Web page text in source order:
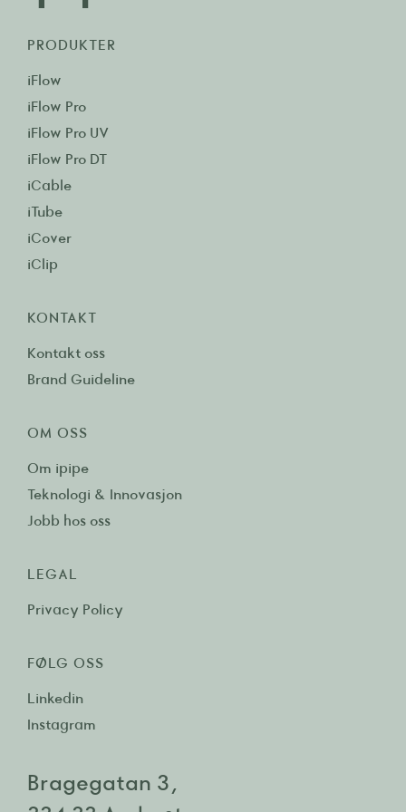
PRODUKTER
iFlow
iFlow Pro
iFlow Pro UV
iFlow Pro DT
iCable
iTube
iCover
iClip
KONTAKT
Kontakt oss
Brand Guideline
OM OSS
Om ipipe
Teknologi & Innovasjon
Jobb hos oss
LEGAL
Privacy Policy
FØLG OSS
Linkedin
Instagram
Bragegatan 3,